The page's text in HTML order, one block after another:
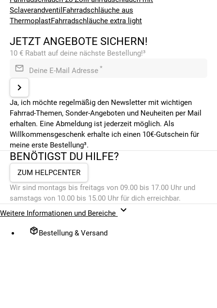
Sclaverandventil Fahrradschläuche aus
ThermoplastFahrradschläuche extra light
JETZT ANGEBOTE SICHERN!
10 € Rabatt auf deine nächste Bestellung!³
Deine E-Mail Adresse *
Ja, ich möchte regelmäßig den Newsletter mit wichtigen
Fahrrad-Themen, Sonder-Angeboten und Neuheiten per Mail
erhalten. Eine Abmeldung ist jederzeit möglich. Als
Willkommensgeschenk erhalte ich einen 10€-Gutschein für
meine erste Bestellung³.
BENÖTIGST DU HILFE?
ZUM HELPCENTER
Wir sind montags bis freitags von 09.00 bis 17.00 Uhr und
samstags von 10.00 bis 15.00 Uhr für dich erreichbar.
Weitere Informationen und Bereiche
Bestellung & Versand